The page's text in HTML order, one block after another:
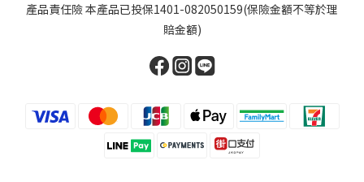
產品責任險 本產品已投保1401-082050159(保險金額不等於理
賠金額)